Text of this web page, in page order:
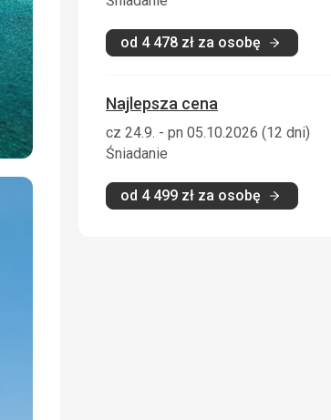
od 4 478 zł za osobę
Najlepsza cena
cz 24.9. - pn 05.10.2026 (12 dni)
Śniadanie
od 4 499 zł za osobę